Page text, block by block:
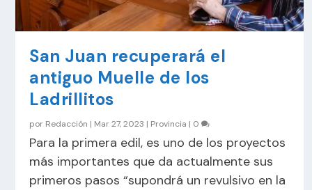
San Juan recuperará el
antiguo Muelle de los
Ladrillitos
por Redacción | Mar 27, 2023 | Provincia | 0
Para la primera edil, es uno de los proyectos
más importantes que da actualmente sus
primeros pasos “supondrá un revulsivo en la